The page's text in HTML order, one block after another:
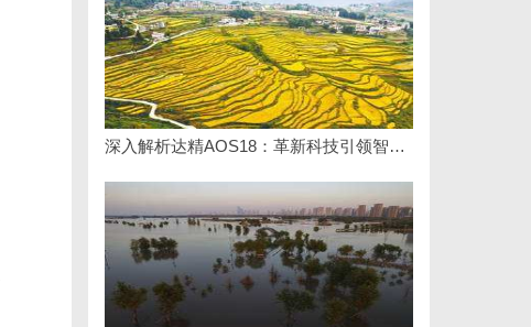
深入解析达精AOS18：革新科技引领智能未来的新纪元